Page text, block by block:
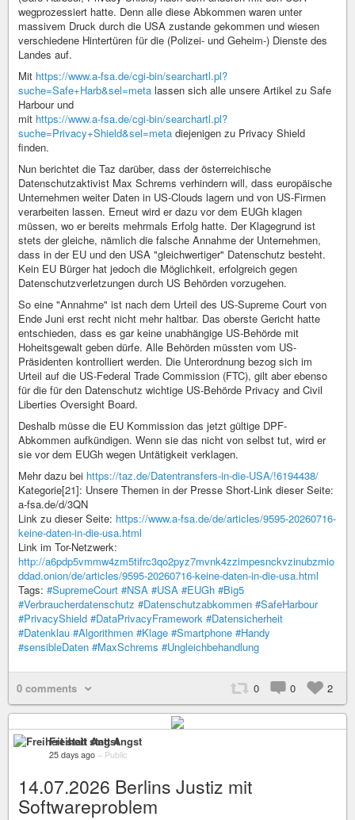
wegprozessiert hatte. Denn alle diese Abkommen waren unter
massivem Druck durch die USA zustande gekommen und wiesen
verschiedene Hintertüren für die (Polizei- und Geheim-) Dienste des
Landes auf.
Mit https://www.a-fsa.de/cgi-bin/searchartl.pl?
suche=Safe+Harb&sel=meta lassen sich alle unsere Artikel zu Safe
Harbour und
mit https://www.a-fsa.de/cgi-bin/searchartl.pl?
suche=Privacy+Shield&sel=meta diejenigen zu Privacy Shield
finden.
Nun berichtet die Taz darüber, dass der österreichische
Datenschutzaktivist Max Schrems verhindern will, dass europäische
Unternehmen weiter Daten in US-Clouds lagern und von US-Firmen
verarbeiten lassen. Erneut wird er dazu vor dem EUGh klagen
müssen, wo er bereits mehrmals Erfolg hatte. Der Klagegrund ist
stets der gleiche, nämlich die falsche Annahme der Unternehmen,
dass in der EU und den USA "gleichwertiger" Datenschutz besteht.
Kein EU Bürger hat jedoch die Möglichkeit, erfolgreich gegen
Datenschutzverletzungen durch US Behörden vorzugehen.
So eine "Annahme" ist nach dem Urteil des US-Supreme Court von
Ende Juni erst recht nicht mehr haltbar. Das oberste Gericht hatte
entschieden, dass es gar keine unabhängige US-Behörde mit
Hoheitsgewalt geben dürfe. Alle Behörden müssten vom US-
Präsidenten kontrolliert werden. Die Unterordnung bezog sich im
Urteil auf die US-Federal Trade Commission (FTC), gilt aber ebenso
für die für den Datenschutz wichtige US-Behörde Privacy and Civil
Liberties Oversight Board.
Deshalb müsse die EU Kommission das jetzt gültige DPF-
Abkommen aufkündigen. Wenn sie das nicht von selbst tut, wird er
sie vor dem EUGh wegen Untätigkeit verklagen.
Mehr dazu bei https://taz.de/Datentransfers-in-die-USA/!6194438/
Kategorie[21]: Unsere Themen in der Presse Short-Link dieser Seite:
a-fsa.de/d/3QN
Link zu dieser Seite: https://www.a-fsa.de/de/articles/9595-20260716-
keine-daten-in-die-usa.html
Link im Tor-Netzwerk:
http://a6pdp5vmmw4zm5tifrc3qo2pyz7mvnk4zzimpesnckvzinubzmio
ddad.onion/de/articles/9595-20260716-keine-daten-in-die-usa.html
Tags: #SupremeCourt #NSA #USA #EUGh #Big5
#Verbraucherdatenschutz #Datenschutzabkommen #SafeHarbour
#PrivacyShield #DataPrivacyFramework #Datensicherheit
#Datenklau #Algorithmen #Klage #Smartphone #Handy
#sensibleDaten #MaxSchrems #Ungleichbehandlung
0 comments 0 0 2
Freiheit statt Angst
25 days ago – Public
14.07.2026 Berlins Justiz mit
Softwareproblem